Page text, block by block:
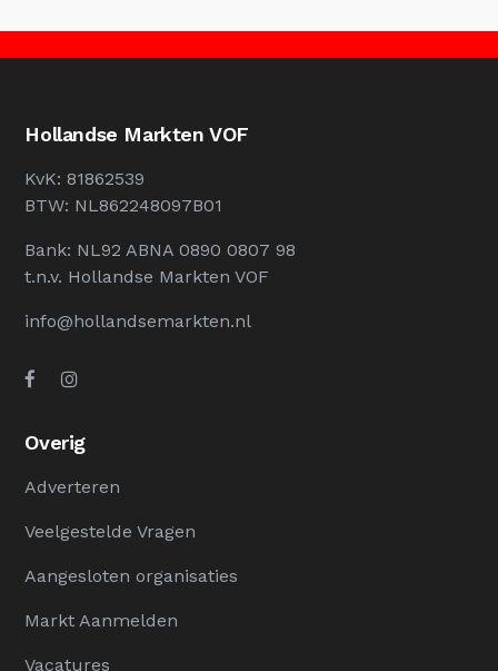
Hollandse Markten VOF
KvK: 81862539
BTW: NL862248097B01
Bank: NL92 ABNA 0890 0807 98
t.n.v. Hollandse Markten VOF
info@hollandsemarkten.nl
Overig
Adverteren
Veelgestelde Vragen
Aangesloten organisaties
Markt Aanmelden
Vacatures